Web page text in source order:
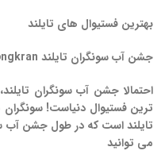
بهترین فستیوال های تایلند
جشن آب سونگران تایلند
احتمالا جشن آب سونگران تایلند
ترین فستیوال دنیاست!
تایلنداست که در طولجشن آب
می توانید